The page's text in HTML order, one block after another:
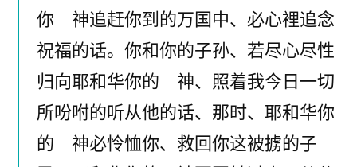
你 神追赶你到的万国中、必心裡追念
祝福的话。你和你的子孙、若尽心尽性
归向耶和华你的 神、照着我今日一切
所吩咐的听从他的话、那时、耶和华你
的 神必怜恤你、救回你这被掳的子